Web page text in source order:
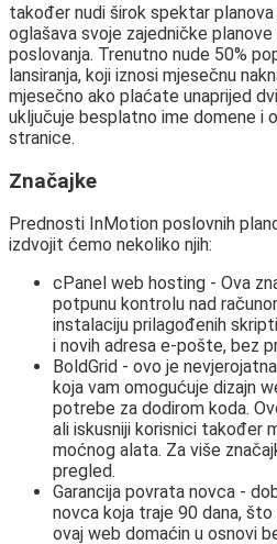
također nudi širok spektar
oglašava svoje zajedničke
poslovanja. Trenutno nude 50%
lansiranja, koji iznosi mjesečnu
mjesečno ako plaćate unaprijed
uključuje besplatno ime domene i
stranice.
Značajke
Prednosti InMotion poslovnih
izdvojit ćemo nekoliko njih:
cPanel web hosting - Ova
potpunu kontrolu nad
instalaciju prilagođenih
i novih adresa e-pošte, bez
BoldGrid - ovo je
koja vam omogućuje dizajn
potrebe za dodirom koda.
ali iskusniji korisnici također
moćnog alata. Za više
pregled.
Garancija povrata novca -
novca koja traje 90 dana,
ovaj web domaćin u osnovi